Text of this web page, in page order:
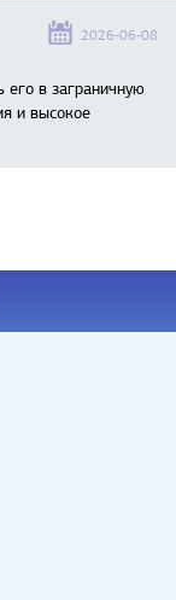
2026-06-08
в заграничную
и высокое